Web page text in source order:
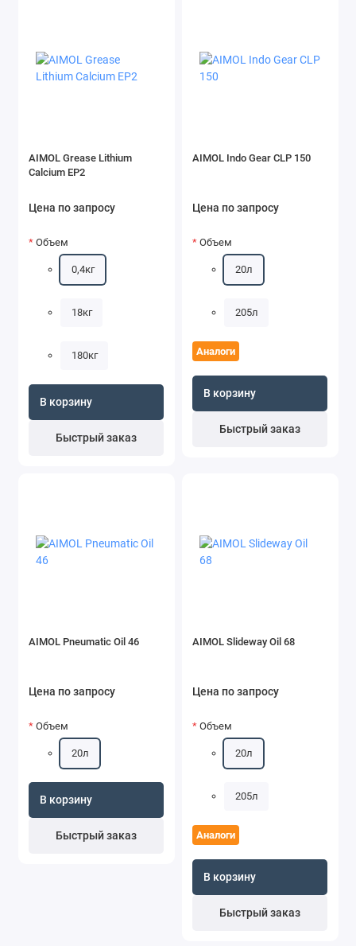
AIMOL Grease Lithium
Calcium EP2
Цена по запросу
Объем
0,4кг
18кг
180кг
В корзину
Быстрый заказ
AIMOL Indo Gear CLP 150
Цена по запросу
Аналоги
Объем
20л
205л
В корзину
Быстрый заказ
AIMOL Pneumatic Oil 46
Цена по запросу
Объем
20л
В корзину
Быстрый заказ
AIMOL Slideway Oil 68
Цена по запросу
Аналоги
Объем
20л
205л
В корзину
Быстрый заказ